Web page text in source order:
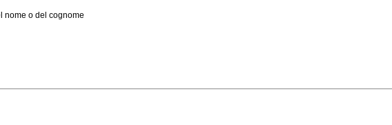
nome o del cognome